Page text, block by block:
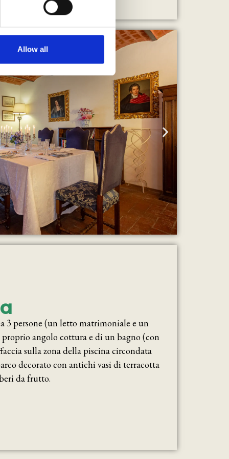
Allow all
3 persone (un letto matrimoniale e un
angolo cottura e di un bagno (con
sulla zona della piscina circondata
decorato con antichi vasi di terracotta
da frutto.